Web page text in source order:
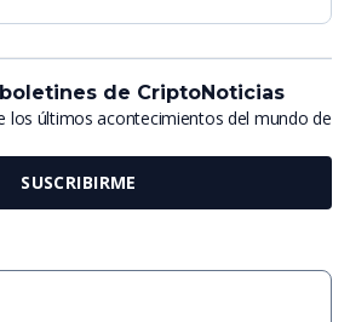
de CriptoNoticias
los últimos acontecimientos del mundo de
SUSCRIBIRME